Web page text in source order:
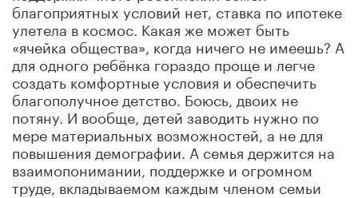
благоприятных условий нет, ставка по ипотеке
улетела в космос. Какая же может быть
«ячейка общества», когда ничего не имеешь? А
для одного ребёнка гораздо проще и легче
создать комфортные условия и обеспечить
благополучное детство. Боюсь, двоих не
потяну. И вообще, детей заводить нужно по
мере материальных возможностей, а не для
повышения демографии. А семья держится на
взаимопонимании, поддержке и огромном
труде, вкладываемом каждым членом семьи